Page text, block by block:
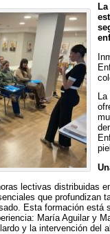
lectivas distribuidas
que profundizan
Esta formación está
María Aguilar y
y la intervención del